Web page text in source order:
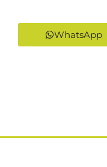
WhatsApp